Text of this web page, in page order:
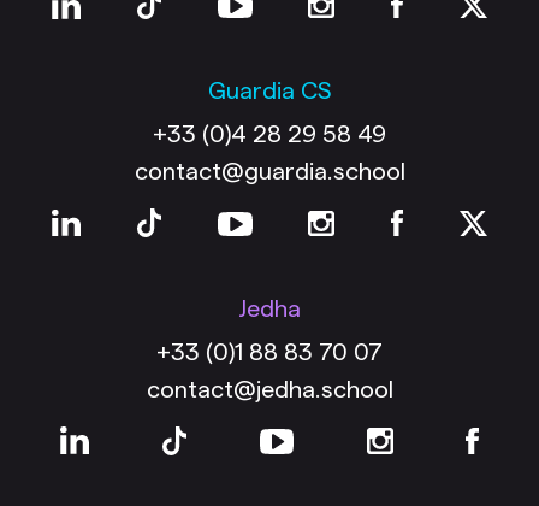
Guardia CS
+33 (0)4 28 29 58 49
contact@guardia.school
Jedha
+33 (0)1 88 83 70 07
contact@jedha.school